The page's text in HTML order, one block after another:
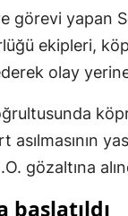
Kars
Kastamonu
Kayseri
Kırklareli
görevi yapan
ekipleri,
ederek olay
asılmasının
gözaltına
başlatıldı